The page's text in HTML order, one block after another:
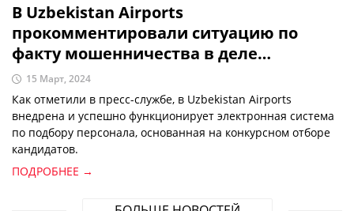
В Uzbekistan Airports
прокомментировали ситуацию по
факту мошенничества в деле
трудоустройства в Ташкентский
международный аэропорт
15 Март, 2024
Как отметили в пресс-службе, в Uzbekistan Airports
внедрена и успешно функционирует электронная система
по подбору персонала, основанная на конкурсном отборе
кандидатов.
ПОДРОБНЕЕ →